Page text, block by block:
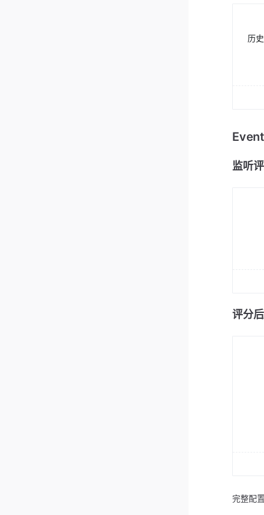
历
监听
评分
完整配